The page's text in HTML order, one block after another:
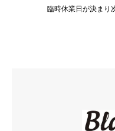
臨時休業日が決まり